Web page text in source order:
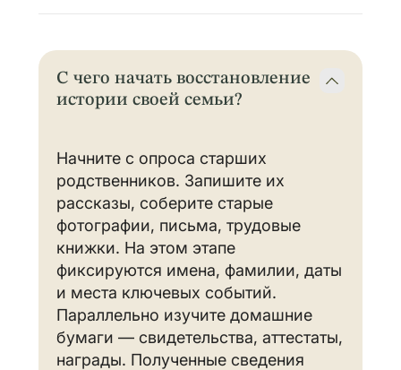
С чего начать восстановление
истории своей семьи?
Начните с опроса старших
родственников. Запишите их
рассказы, соберите старые
фотографии, письма, трудовые
книжки. На этом этапе
фиксируются имена, фамилии, даты
и места ключевых событий.
Параллельно изучите домашние
бумаги — свидетельства, аттестаты,
награды. Полученные сведения